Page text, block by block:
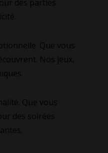
des parties
Que vous
Nos jeux,
Que vous
des soirées